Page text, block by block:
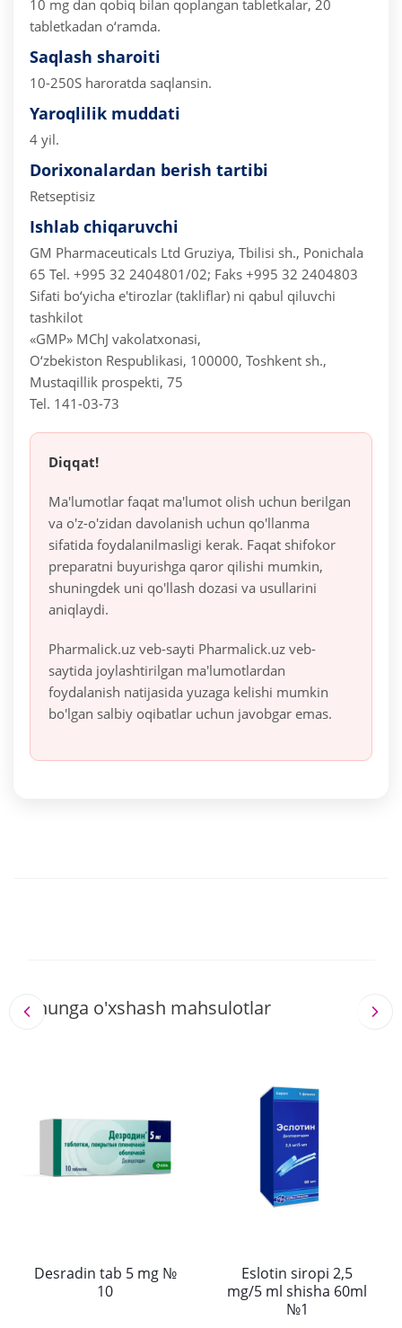
10 mg dan qobiq bilan qoplangan tabletkalar, 20
tabletkadan o‘ramda.
Saqlash sharoiti
10-250S haroratda saqlansin.
Yaroqlilik muddati
4 yil.
Dorixonalardan berish tartibi
Retseptisiz
Ishlab chiqaruvchi
GM Pharmaceuticals Ltd Gruziya, Tbilisi sh., Ponichala
65 Tel. +995 32 2404801/02; Faks +995 32 2404803
Sifati bo‘yicha e'tirozlar (takliflar) ni qabul qiluvchi
tashkilot
«GMP» MChJ vakolatxonasi,
O‘zbekiston Respublikasi, 100000, Toshkent sh.,
Mustaqillik prospekti, 75
Tel. 141-03-73
Diqqat!
Ma'lumotlar faqat ma'lumot olish uchun berilgan
va o'z-o'zidan davolanish uchun qo'llanma
sifatida foydalanilmasligi kerak. Faqat shifokor
preparatni buyurishga qaror qilishi mumkin,
shuningdek uni qo'llash dozasi va usullarini
aniqlaydi.
Pharmalick.uz veb-sayti Pharmalick.uz veb-
saytida joylashtirilgan ma'lumotlardan
foydalanish natijasida yuzaga kelishi mumkin
bo'lgan salbiy oqibatlar uchun javobgar emas.
Shunga o'xshash mahsulotlar
Desradin tab 5 mg №
10
Eslotin siropi 2,5
mg/5 ml shisha 60ml
№1